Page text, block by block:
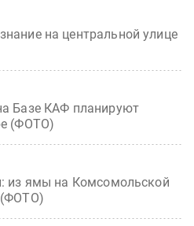
на центральной улице
Базе КАФ планируют
(ФОТО)
из ямы на Комсомольской
(ФОТО)